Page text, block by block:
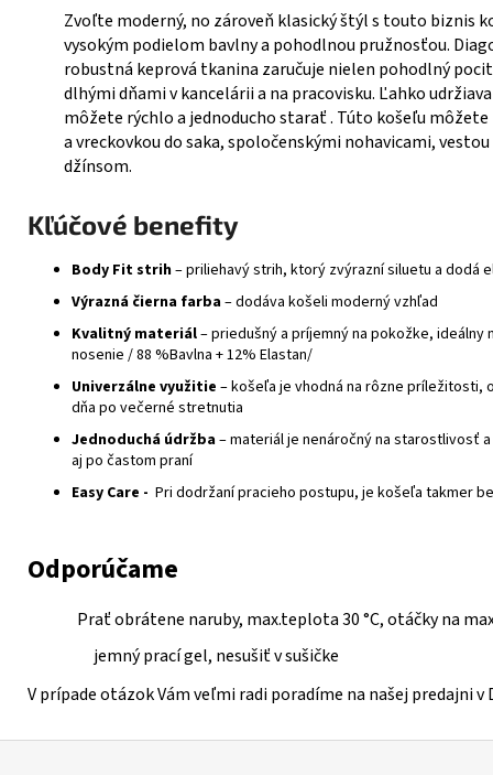
Zvoľte moderný, no zároveň klasický štýl s touto biznis
vysokým podielom bavlny a pohodlnou pružnosťou.
robustná keprová tkanina zaručuje nielen pohodlný
dlhými dňami v kancelárii a na pracovisku. Ľahko
môžete rýchlo a jednoducho starať . Túto košeľu
a vreckovkou do saka, spoločenskými nohavicami,
džínsom.
Kľúčové benefity
Body Fit strih– priliehavý strih, ktorý zvýrazní siluetu a dodá
Výrazná čierna farba– dodáva košeli moderný vzhľad
Kvalitný materiál– priedušný a príjemný na pokožke, ideálny
nosenie / 88 %Bavlna + 12% Elastan/
Univerzálne využitie – košeľa je vhodná na rôzne príležitosti,
dňa po večerné stretnutia
Jednoduchá údržba– materiál je nenáročný na starostlivosť
aj po častom praní
Easy Care - Pri dodržaní pracieho postupu, je košeľa takmer
Odporúčame
Prať obrátene naruby, max.teplota 30 °C, otáčky na
jemný prací gel, nesušiť v sušičke
V prípade otázok Vám veľmi radi poradíme na našej predajni v